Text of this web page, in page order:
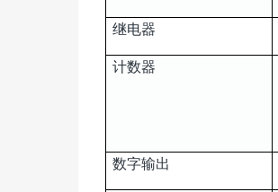
继电器
计数器
数字输出